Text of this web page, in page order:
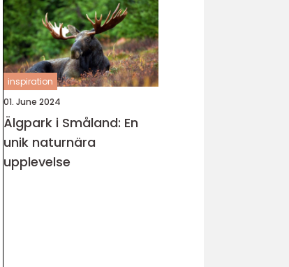
inspiration
01. June 2024
Älgpark i Småland: En
unik naturnära
upplevelse